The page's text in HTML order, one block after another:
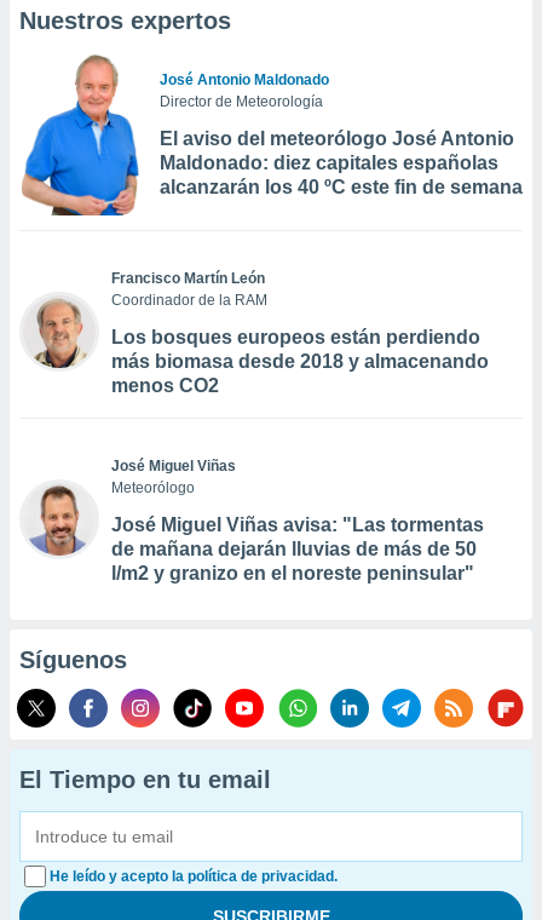
Nuestros expertos
José Antonio Maldonado
Director de Meteorología
El aviso del meteorólogo José Antonio
Maldonado: diez capitales españolas
alcanzarán los 40 ºC este fin de semana
Francisco Martín León
Coordinador de la RAM
Los bosques europeos están perdiendo
más biomasa desde 2018 y almacenando
menos CO2
José Miguel Viñas
Meteorólogo
José Miguel Viñas avisa: "Las tormentas
de mañana dejarán lluvias de más de 50
l/m2 y granizo en el noreste peninsular"
Síguenos
El Tiempo en tu email
He leído y acepto la política de privacidad.